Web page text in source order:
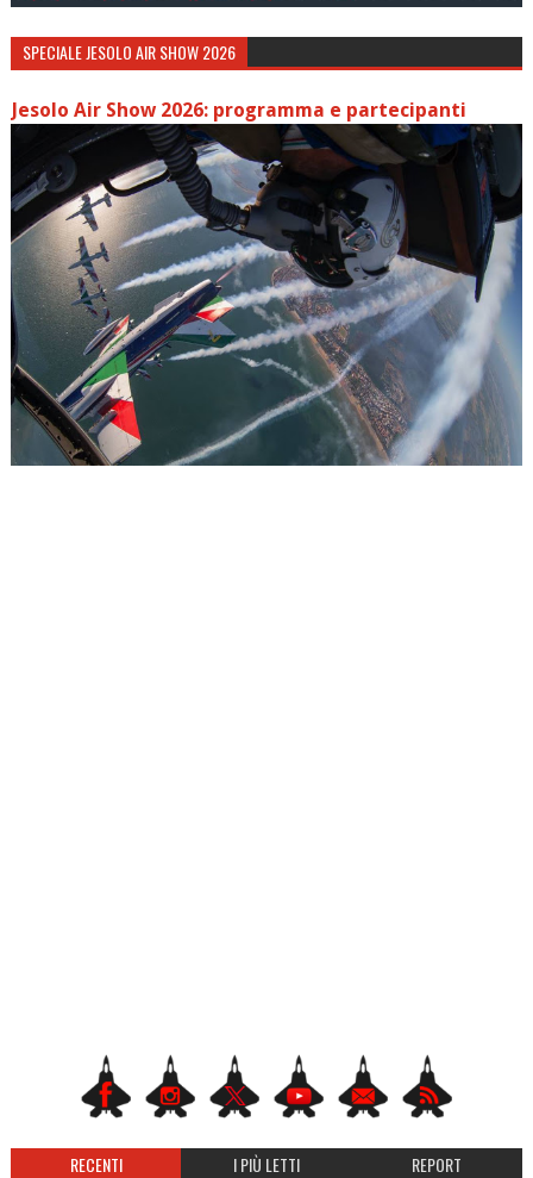
SPECIALE JESOLO AIR SHOW 2026
Jesolo Air Show 2026: programma e partecipanti
RECENTI I PIÙ LETTI REPORT